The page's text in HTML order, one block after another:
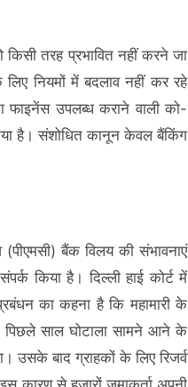
तरह प्रभावित नहीं करने जा
नियमों में बदलाव नहीं कर रहे
उपलब्ध कराने वाली को-
है। संशोधित कानून केवल बैंकिंग
बैंक विलय की संभावनाएं
किया है। दिल्ली हाई कोर्ट में
का कहना है कि महामारी के
पिछले साल घोटाला सामने आने के
उसके बाद ग्राहकों के लिए रिजर्व